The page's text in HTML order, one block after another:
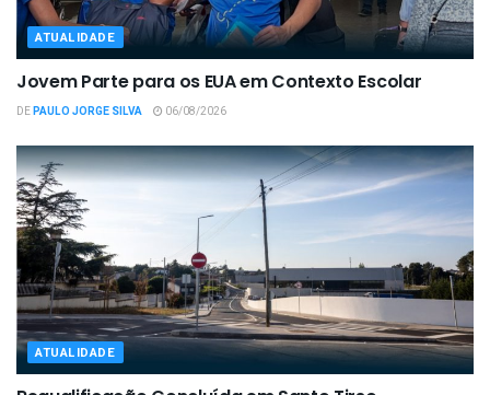
ATUALIDADE
Jovem Parte para os EUA em Contexto Escolar
DEPAULO JORGE SILVA 06/08/2026
ATUALIDADE